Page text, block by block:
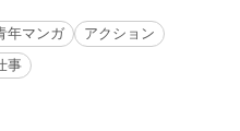
年マンガ
アクション
事